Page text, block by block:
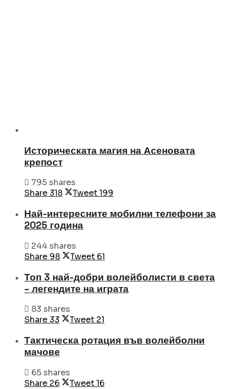
Историческата магия на Асеновата
крепост
795 shares
Share 318 Tweet199
Най-интересните мобилни телефони за
2025 година
244 shares
Share 98 Tweet 61
Топ 3 най-добри волейболисти в света
– легендите на играта
83 shares
Share 33 Tweet 21
Тактическа ротация във волейболни
мачове
65 shares
Share 26 Tweet16